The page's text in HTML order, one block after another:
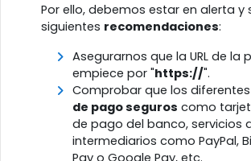
Por ello, debemos estar en alerta y
siguientes recomendaciones:
Asegurarnos que la URL de la
empiece por "https://".
Comprobar que los diferentes
de pago seguros como
de pago del banco, servicios
intermediarios como PayPal,
Pay o Google Pay, etc.